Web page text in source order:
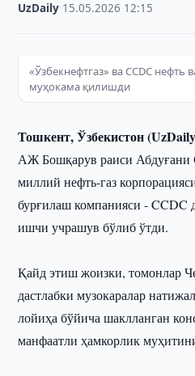
UzDaily 15.05.2026 12:15
«Ўзбекнефтгаз» ва CCDC нефть
муҳокама қилишди
Тошкент, Ўзбекистон
АЖ Бошқарув раиси Абдуғани
миллий нефть-газ
бурғилаш компанияси - CCDC
ишчи учрашув бўлиб ўтди.
Қайд этиш жоизки, томонлар
дастлабки музокаралар
лойиҳа бўйича шаклланган
манфаатли ҳамкорлик